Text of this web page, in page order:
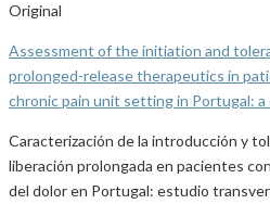
Original
Assessment of the initiation and
prolonged-release therapeutics in
chronic pain unit setting in Portugal:
Caracterización de la introducción y
liberación prolongada en pacientes
del dolor en Portugal: estudio